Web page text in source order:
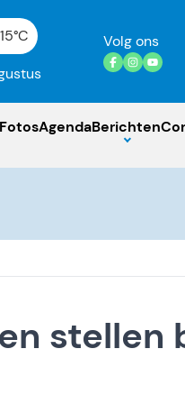
15°C
Volg ons
FotosAgendaBerichten
stellen